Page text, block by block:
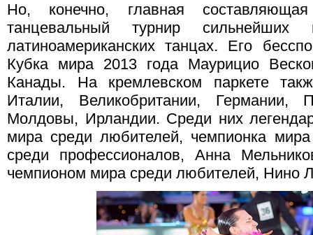
Но, конечно, главная
танцевальный турнир
латиноамериканских танцах. Его
Кубка мира 2013 года Маурицио
Канады. На кремлевском паркете
Италии, Великобритании,
Молдовы, Ирландии. Среди них
мира среди любителей, чемпионка
среди профессионалов, Анна
чемпионом мира среди любителей, Нино